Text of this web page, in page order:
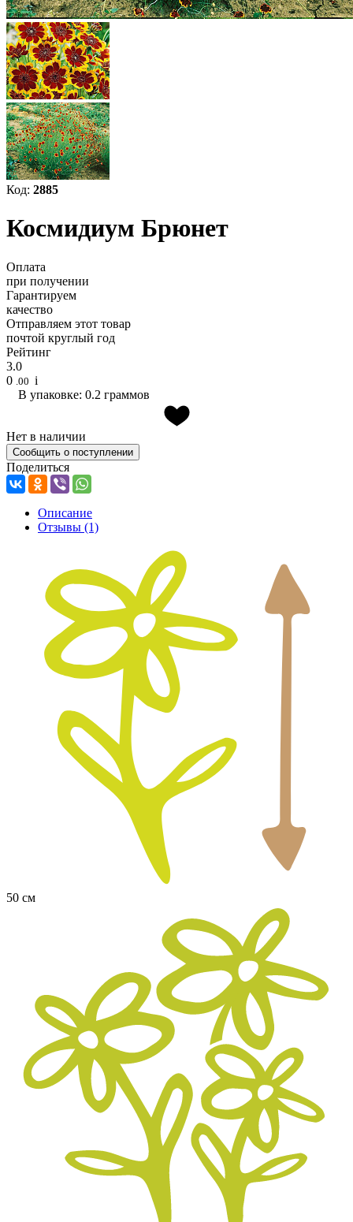
Код: 2885
Космидиум Брюнет
Оплата
при получении
Гарантируем
качество
Отправляем этот товар
почтой круглый год
Рейтинг
3.0
0 .00 i
В упаковке: 0.2 граммов
Нет в наличии
Сообщить о поступлении
Поделиться
Описание
Отзывы (1)
50 см